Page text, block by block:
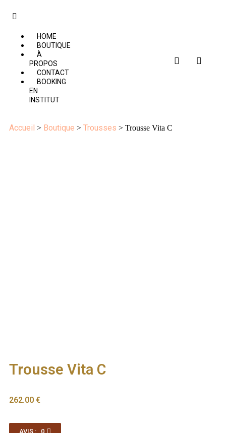
HOME
BOUTIQUE
À
PROPOS
CONTACT
BOOKING
EN
INSTITUT
Accueil > Boutique > Trousses > Trousse Vita C
Trousse Vita C
262.00 €
AVIS : 0